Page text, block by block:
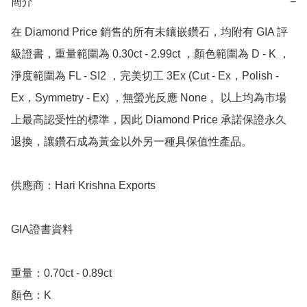
在 Diamond Price 銷售的所有未鑲嵌鑽石，均附有 GIA 評
級證書，重量範圍為 0.30ct - 2.99ct ，顏色範圍為 D - K ，
淨度範圍為 FL - SI2 ，完美切工 3Ex (Cut - Ex，Polish -
Ex，Symmetry - Ex) ，無螢光反應 None 。以上均為市場
上最高認受性的標準，因此 Diamond Price 承諾保證永久
退換，讓鑽石成為黃金以外另一種具保值性產品。
供應商：Hari Krishna Exports
GIA證書資料
重量：0.70ct - 0.89ct
顏色：K